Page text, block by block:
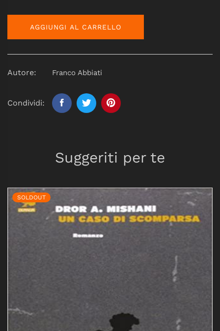
AGGIUNGI AL CARRELLO
Autore: Franco Abbiati
Condividi:
Suggeriti per te
SOLDOUT